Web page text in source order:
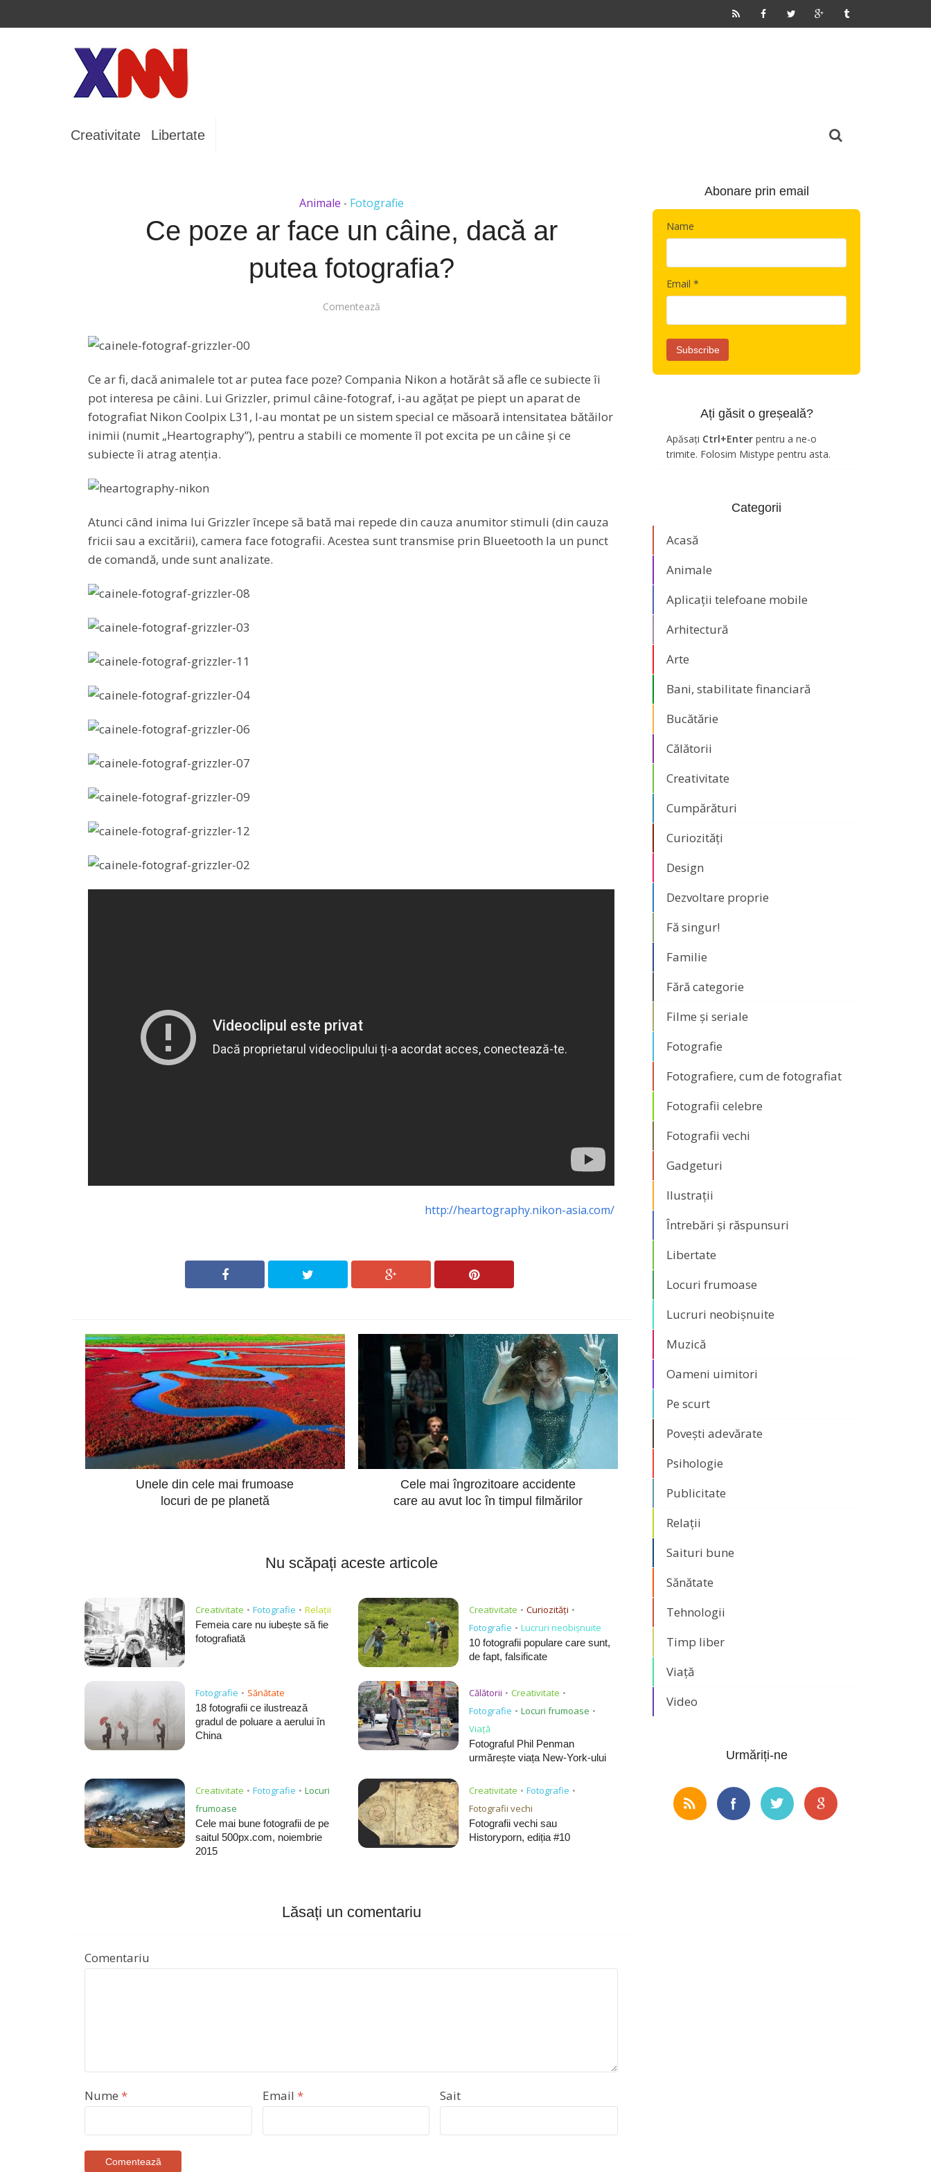
Creativitate Libertate
Animale • Fotografie
Ce poze ar face un câine, dacă ar
putea fotografia?
Comentează
Ce ar fi, dacă animalele tot ar putea face poze? Compania Nikon a hotărât să afle ce subiecte îi
pot interesa pe câini. Lui Grizzler, primul câine-fotograf, i-au agățat pe piept un aparat de
fotografiat Nikon Coolpix L31, l-au montat pe un sistem special ce măsoară intensitatea bătăilor
inimii (numit „Heartography”), pentru a stabili ce momente îl pot excita pe un câine și ce
subiecte îi atrag atenția.
Atunci când inima lui Grizzler începe să bată mai repede din cauza anumitor stimuli (din cauza
fricii sau a excitării), camera face fotografii. Acestea sunt transmise prin Blueetooth la un punct
de comandă, unde sunt analizate.
http://heartography.nikon-asia.com/
Unele din cele mai frumoase
locuri de pe planetă
Cele mai îngrozitoare accidente
care au avut loc în timpul filmărilor
Nu scăpați aceste articole
Creativitate • Fotografie • Relații
Femeia care nu iubește să fie
fotografiată
Creativitate • Curiozități •
Fotografie • Lucruri neobișnuite
10 fotografii populare care sunt,
de fapt, falsificate
Fotografie • Sănătate
18 fotografii ce ilustrează
gradul de poluare a aerului în
China
Călătorii • Creativitate •
Fotografie • Locuri frumoase •
Viață
Fotograful Phil Penman
urmărește viața New-York-ului
Creativitate • Fotografie • Locuri
frumoase
Cele mai bune fotografii de pe
saitul 500px.com, noiembrie
2015
Creativitate • Fotografie •
Fotografii vechi
Fotografii vechi sau
Historyporn, ediția #10
Lăsați un comentariu
Comentariu
Nume * Email * Sait
Abonare prin email
Name
Email *
Ați găsit o greșeală?
Apăsați Ctrl+Enter pentru a ne-o
trimite. Folosim Mistype pentru asta.
Categorii
Acasă
Animale
Aplicații telefoane mobile
Arhitectură
Arte
Bani, stabilitate financiară
Bucătărie
Călătorii
Creativitate
Cumpărături
Curiozități
Design
Dezvoltare proprie
Fă singur!
Familie
Fără categorie
Filme și seriale
Fotografie
Fotografiere, cum de fotografiat
Fotografii celebre
Fotografii vechi
Gadgeturi
Ilustrații
Întrebări și răspunsuri
Libertate
Locuri frumoase
Lucruri neobișnuite
Muzică
Oameni uimitori
Pe scurt
Povești adevărate
Psihologie
Publicitate
Relații
Saituri bune
Sănătate
Tehnologii
Timp liber
Viață
Video
Urmăriți-ne